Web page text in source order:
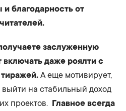
благодарность от
заслуженную
включать даже роялти с
А еще мотивирует,
на стабильный доход
проектов. Главное всегда